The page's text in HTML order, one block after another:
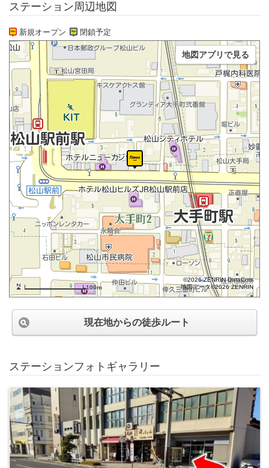
ステーション周辺地図
新規オープン 閉鎖予定
100m
©2026 ZENRIN DataCom
地図データ©2026 ZENRIN
地図アプリで見る
現在地からの徒歩ルート
ステーションフォトギャラリー